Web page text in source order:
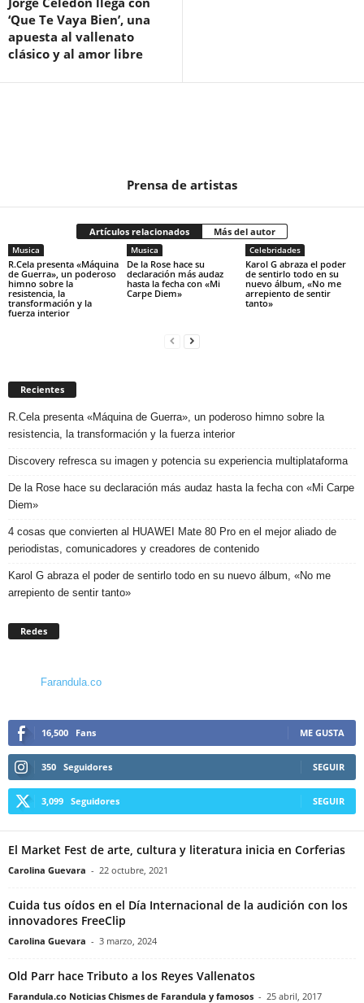
‘Que Te Vaya Bien’, una
apuesta al vallenato
clásico y al amor libre
Prensa de artistas
Artículos relacionados Más del autor
Musica
R.Cela presenta «Máquina
de Guerra», un poderoso
himno sobre la
resistencia, la
transformación y la
fuerza interior
Musica
De la Rose hace su
declaración más audaz
hasta la fecha con «Mi
Carpe Diem»
Celebridades
Karol G abraza el poder
de sentirlo todo en su
nuevo álbum, «No me
arrepiento de sentir
tanto»
Recientes
R.Cela presenta «Máquina de Guerra», un poderoso himno sobre la
resistencia, la transformación y la fuerza interior
Discovery refresca su imagen y potencia su experiencia multiplataforma
De la Rose hace su declaración más audaz hasta la fecha con «Mi Carpe
Diem»
4 cosas que convierten al HUAWEI Mate 80 Pro en el mejor aliado de
periodistas, comunicadores y creadores de contenido
Karol G abraza el poder de sentirlo todo en su nuevo álbum, «No me
arrepiento de sentir tanto»
Redes
Farandula.co
16,500 Fans ME GUSTA
350 Seguidores SEGUIR
3,099 Seguidores SEGUIR
El Market Fest de arte, cultura y literatura inicia en Corferias
Carolina Guevara - 22 octubre, 2021
Cuida tus oídos en el Día Internacional de la audición con los
innovadores FreeClip
Carolina Guevara - 3 marzo, 2024
Old Parr hace Tributo a los Reyes Vallenatos
Farandula.co Noticias Chismes de Farandula y famosos - 25 abril, 2017